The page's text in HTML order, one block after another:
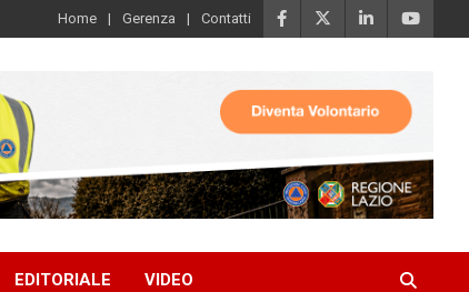
Home Gerenza Contatti
EDITORIALE VIDEO